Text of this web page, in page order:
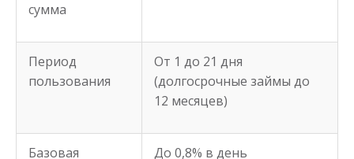
сумма
Период
пользования
От 1 до 21 дня
(долгосрочные займы до
12 месяцев)
Базовая До 0,8% в день